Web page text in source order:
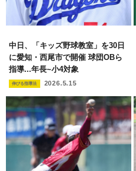
中日、「キッズ野球教室」を30日
に愛知・西尾市で開催 球団OBら
指導...年長~小4対象
伸びる指導法 2026.5.15